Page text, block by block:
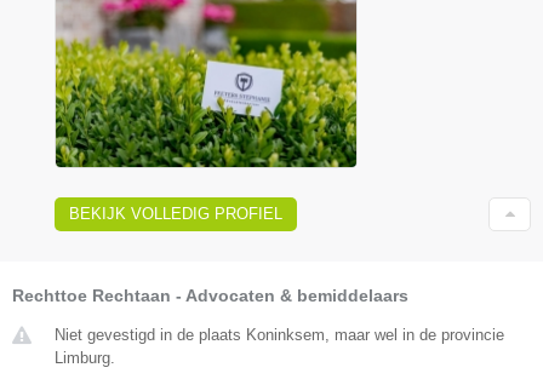
BEKIJK VOLLEDIG PROFIEL
Rechttoe Rechtaan - Advocaten & bemiddelaars
Niet gevestigd in de plaats Koninksem, maar wel in de provincie
Limburg.